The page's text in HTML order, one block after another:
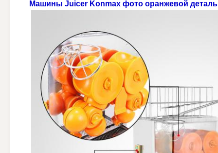
Машины Juicer Konmax фото оранжевой